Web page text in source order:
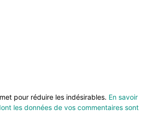
pour réduire les indésirables. En savoir
les données de vos commentaires sont